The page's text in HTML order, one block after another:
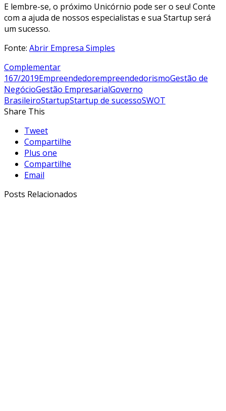
E lembre-se, o próximo Unicórnio pode ser o seu! Conte
com a ajuda de nossos especialistas e sua Startup será
um sucesso.
Fonte: Abrir Empresa Simples
Complementar
167/2019EmpreendedorempreendedorismoGestão de
NegócioGestão EmpresarialGoverno
BrasileiroStartupStartup de sucessoSWOT
Share This
Tweet
Compartilhe
Plus one
Compartilhe
Email
Posts Relacionados